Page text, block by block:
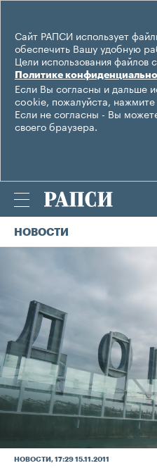
Сайт РАПСИ использует
обеспечить Вашу удобную
Цели использования файлов
Политике
Если Вы согласны и дальше
cookie, пожалуйста, нажмите
Если не согласны - Вы
своего браузера.
НОВОСТИ
НОВОСТИ , 17:29 15.11.2011